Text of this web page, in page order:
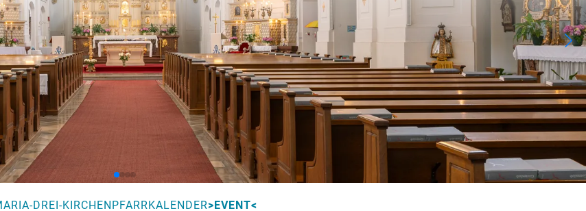
DREI-KIRCHENPFARRKALENDER EVENT